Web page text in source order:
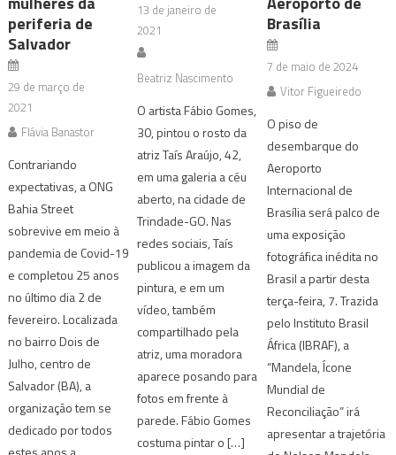
periferia de
Salvador
29 de março de
2021
Flávia Banastor
Contrariando
expectativas, a ONG
Bahia Street
sobrevive em meio à
pandemia de Covid-19
e completou 25 anos
no último dia 2 de
fevereiro. Localizada
no bairro Dois de
Julho, centro de
Salvador (BA), a
organização tem se
dedicado por todos
13 de janeiro de
2021
Beatriz Nascimento
O artista Fábio Gomes,
30, pintou o rosto da
atriz Taís Araújo, 42,
em uma galeria a céu
aberto, na cidade de
Trindade-GO. Nas
redes sociais, Taís
publicou a imagem da
pintura, e em um
vídeo, também
compartilhado pela
atriz, uma moradora
aparece posando para
fotos em frente à
parede. Fábio Gomes
costuma pintar o […]
Brasília
7 de maio de 2024
Vitor Figueiredo
O piso de
desembarque do
Aeroporto
Internacional de
Brasília será palco de
uma exposição
fotográfica inédita no
Brasil a partir desta
terça-feira, 7. Trazida
pelo Instituto Brasil
África (IBRAF), a
“Mandela, Ícone
Mundial de
Reconciliação” irá
apresentar a trajetória